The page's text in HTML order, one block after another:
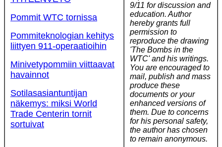
Pommit WTC tornissa
Pommiteknologian kehitys
liittyen 911-operaatioihin
Minivetypommiin viittaavat
havainnot
Sotilasasiantuntijan
näkemys: miksi World
Trade Centerin tornit
sortuivat
9/11 for discussion and
education. Author
hereby grants full
permission to
reproduce the drawing
'The Bombs in the
WTC' and his writings.
You are encouraged to
mail, publish and mass
produce these
documents or your
enhanced versions of
them. Due to concerns
for his personal safety,
the author has chosen
to remain anonymous.